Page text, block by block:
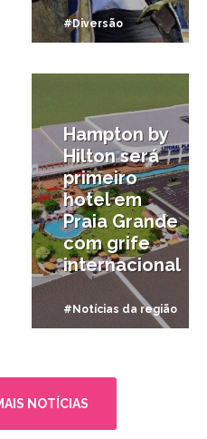
#Diversão
Hampton by
Hilton será
primeiro
hotel em
Praia Grande
com grife
internacional
#Notícias da região
NOTÍCIAS